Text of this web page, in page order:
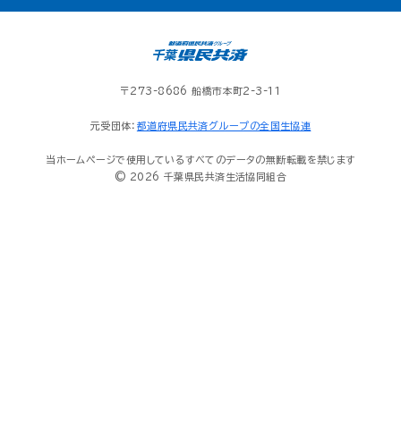
〒273-8686 船橋市本町2-3-11
元受団体： 都道府県民共済グループの全国生協連
当ホームページで使用しているすべてのデータの無断転載を禁じます
© 2026 千葉県民共済生活協同組合